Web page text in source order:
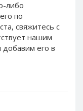
либо
по
свяжитесь с
нашим
его в
WMR
WME
WMU
WMK